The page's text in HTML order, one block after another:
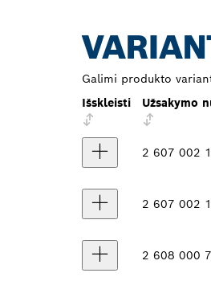
Galimi produkto
Išskleisti
Užsakymo
2 607 002
2 607 002
2 608 000